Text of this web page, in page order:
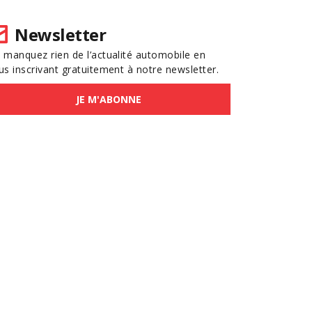
Newsletter
manquez rien de l’actualité automobile en
inscrivant gratuitement à notre newsletter.
JE M'ABONNE